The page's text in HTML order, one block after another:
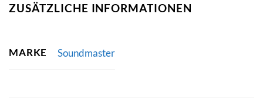
ZUSÄTZLICHE INFORMATIONEN
MARKE Soundmaster